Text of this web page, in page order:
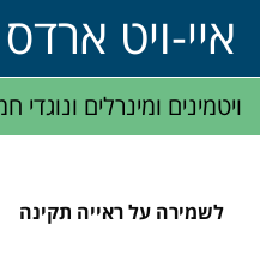
ויטמינים ומינרלים
לשמירה על ראייה תקינה